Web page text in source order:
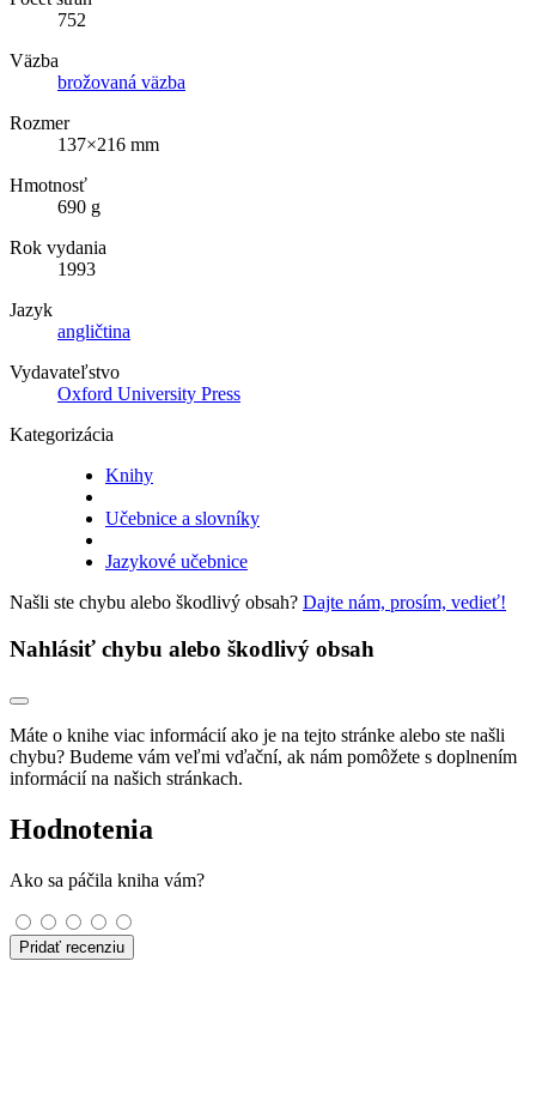
752
Väzba
brožovaná väzba
Rozmer
137×216 mm
Hmotnosť
690 g
Rok vydania
1993
Jazyk
angličtina
Vydavateľstvo
Oxford University Press
Kategorizácia
Knihy
Učebnice a slovníky
Jazykové učebnice
Našli ste chybu alebo škodlivý obsah? Dajte nám, prosím, vedieť!
Nahlásiť chybu alebo škodlivý obsah
Máte o knihe viac informácií ako je na tejto stránke alebo ste našli
chybu? Budeme vám veľmi vďační, ak nám pomôžete s doplnením
informácií na našich stránkach.
Hodnotenia
Ako sa páčila kniha vám?
Pridať recenziu